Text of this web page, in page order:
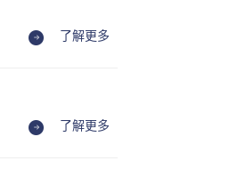
了解更多
了解更多